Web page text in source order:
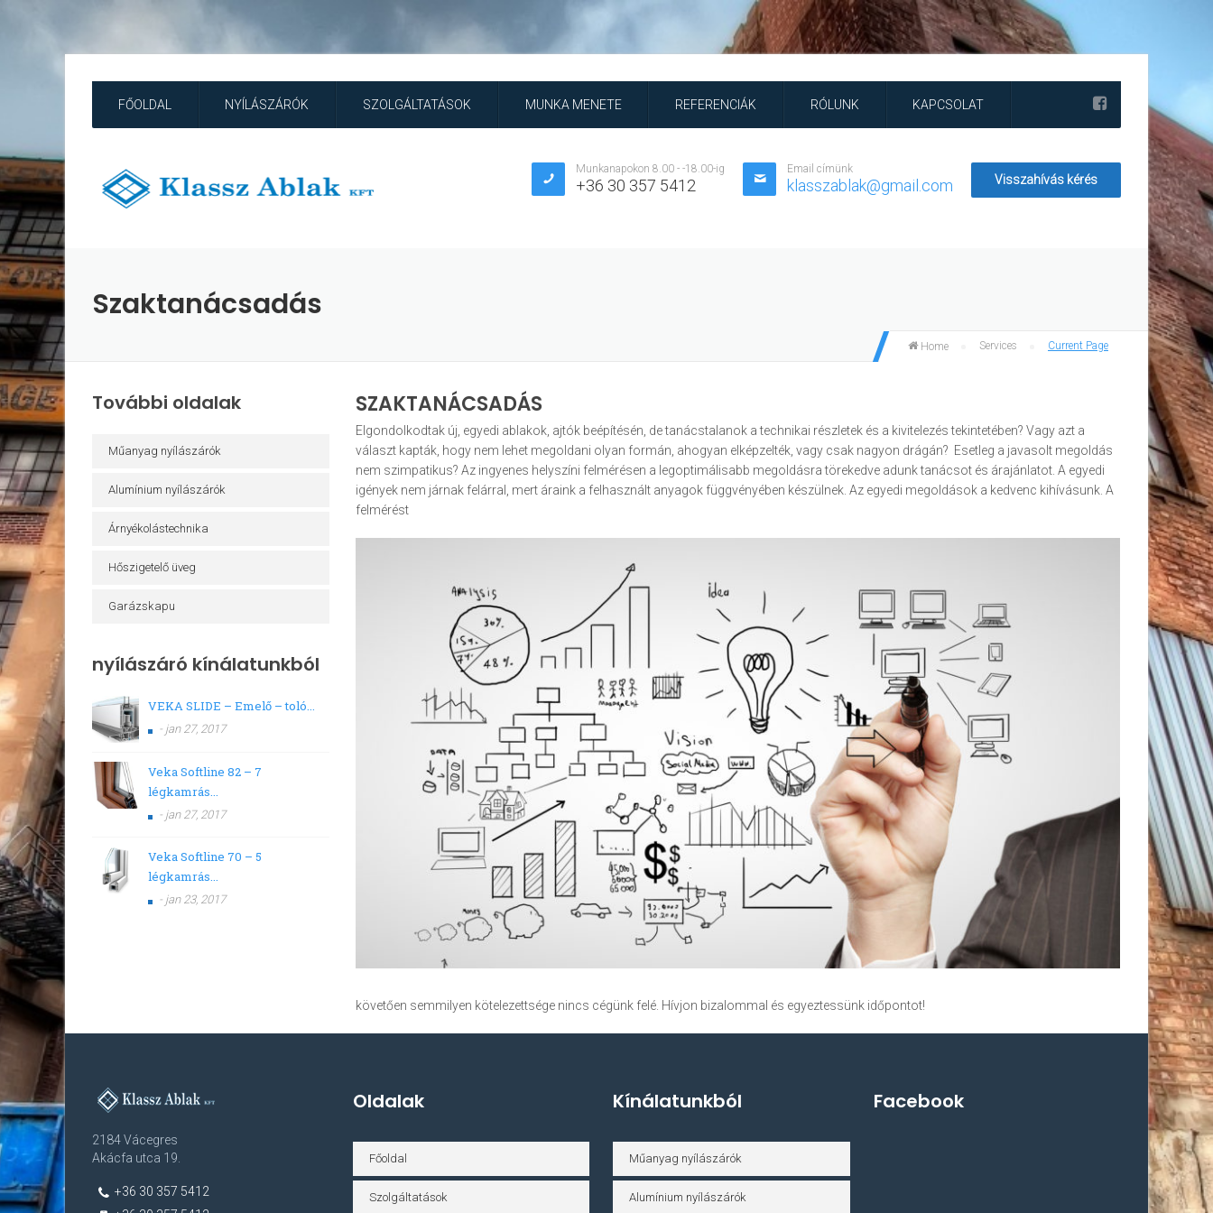
FŐOLDAL NYÍLÁSZÁRÓK SZOLGÁLTATÁSOK MUNKA MENETE REFERENCIÁK RÓLUNK KAPCSOLAT
Munkanapokon 8.00 - -18.00-ig
+36 30 357 5412
Email címünk
klasszablak@gmail.com Visszahívás kérés
Szaktanácsadás
Home Services Current Page
További oldalak
Műanyag nyílászárók
Alumínium nyílászárók
Árnyékolástechnika
Hőszigetelő üveg
Garázskapu
nyílászáró kínálatunkból
VEKA SLIDE – Emelő – toló...
- jan 27, 2017
Veka Softline 82 – 7
légkamrás...
- jan 27, 2017
Veka Softline 70 – 5
légkamrás...
- jan 23, 2017
SZAKTANÁCSADÁS
Elgondolkodtak új, egyedi ablakok, ajtók beépítésén, de tanácstalanok a technikai részletek és a kivitelezés tekintetében? Vagy azt a
választ kapták, hogy nem lehet megoldani olyan formán, ahogyan elképzelték, vagy csak nagyon drágán? Esetleg a javasolt megoldás
nem szimpatikus? Az ingyenes helyszíni felmérésen a legoptimálisabb megoldásra törekedve adunk tanácsot és árajánlatot. A egyedi
igények nem járnak felárral, mert áraink a felhasznált anyagok függvényében készülnek. Az egyedi megoldások a kedvenc kihívásunk. A
felmérést
követően semmilyen kötelezettsége nincs cégünk felé. Hívjon bizalommal és egyeztessünk időpontot!
2184 Vácegres
Akácfa utca 19.
+36 30 357 5412
Oldalak
Főoldal
Szolgáltatások
Kínálatunkból
Műanyag nyílászárók
Alumínium nyílászárók
Facebook